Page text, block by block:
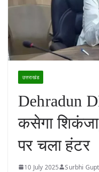
उत्तराखंड
Dehradun
कसेगा
पर चला हंटर
10 July 2025 Surbhi